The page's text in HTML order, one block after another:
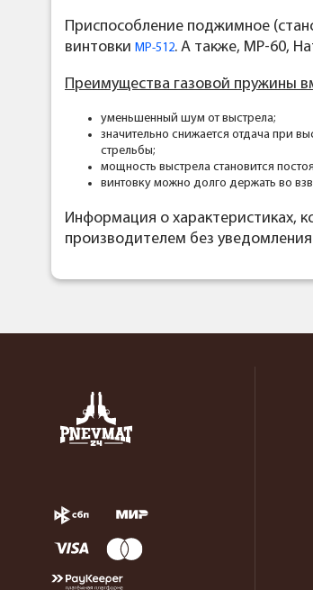
Приспособление поджимное
винтовки МР-512. А также, МР-60,
Преимущества газовой пружины
уменьшенный шум от выстрела;
значительно снижается отдача при
стрельбы;
мощность выстрела становится
винтовку можно долго держать во
Информация о характеристиках,
производителем без